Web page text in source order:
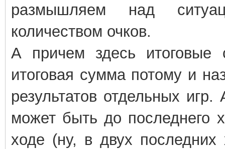
размышляем над
количеством очков.
А причем здесь
итоговая сумма потому и
результатов отдельных
может быть до последнего
ходе (ну, в двух последних